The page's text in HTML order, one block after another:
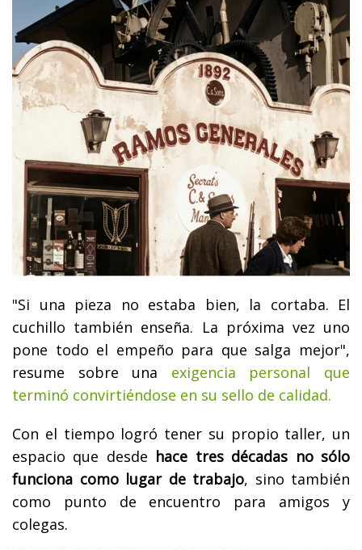
"Si una pieza no estaba bien, la cortaba. El
cuchillo también enseña. La próxima vez uno
pone todo el empeño para que salga mejor",
resume sobre una exigencia personal que
terminó convirtiéndose en su sello de calidad.
Con el tiempo logró tener su propio taller, un
espacio que desde hace tres décadas no sólo
funciona como lugar de trabajo, sino también
como punto de encuentro para amigos y
colegas.